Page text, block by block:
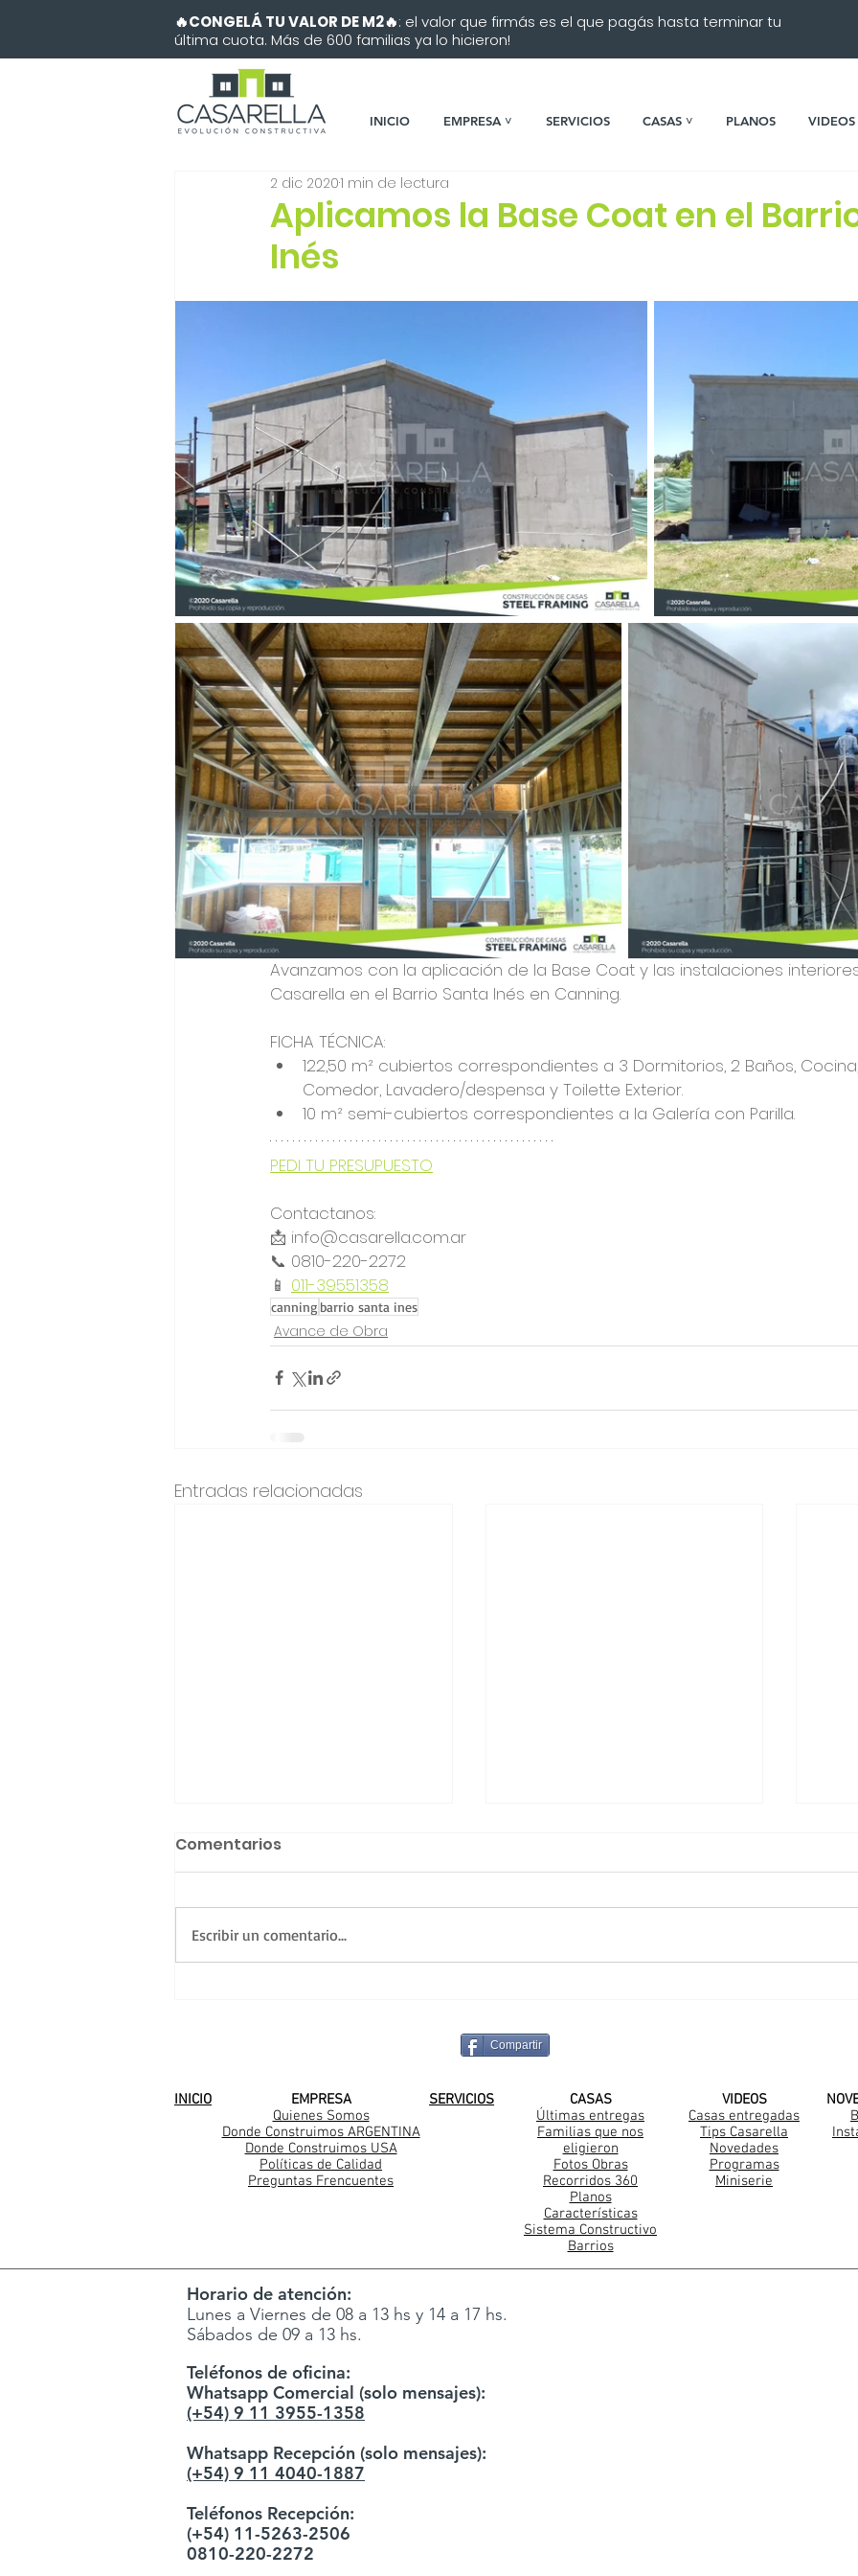
🔥CONGELÁ TU VALOR DE M2🔥: el valor que firmás es el que pagás hasta terminar tu
última cuota. Más de 600 familias ya lo hicieron!
INICIO EMPRESA ˅ SERVICIOS CASAS ˅ PLANOS VIDEOS
Aplicamos la Base Coat en el
Inés
2 dic 20201 min de lectura
Avanzamos con la aplicación de la Base Coat y las instalaciones
Casarella en el Barrio Santa Inés en Canning.
FICHA TÉCNICA:
122,50 m² cubiertos correspondientes a 3 Dormitorios, 2 Baños, Cocina,
Comedor, Lavadero/despensa y Toilette Exterior.
10 m² semi-cubiertos correspondientes a la Galería con Parilla.
PEDI TU PRESUPUESTO
Contactanos:
📩 info@casarella.com.ar
📞 0810-220-2272
📱 011-39551358
canning barrio santa ines
Avance de Obra
Entradas relacionadas
Comentarios
Escribir un comentario...
Compartir
Construccion Steel Frame
INICIO
EMPRESA
Quienes Somos
Donde Construimos ARGENTINA
Donde Construimos USA
Políticas de Calidad
Preguntas Frencuentes
SERVICIOS
CASAS
Últimas entregas
Familias que nos
eligieron
Fotos Obras
Recorridos 360
Planos
Características
Sistema Constructivo
Barrios
VIDEOS
Casas entregadas
Tips Casarella
Novedades
Programas
Miniserie
Horario de atención:
Lunes a Viernes de 08 a 13 hs y 14 a 17 hs.
Sábados de 09 a 13 hs.
Teléfonos de oficina:
Whatsapp Comercial (solo mensajes):
(+54) 9 11 3955-1358
Whatsapp Recepción (solo mensajes):
(+54) 9 11 4040-1887
Teléfonos Recepción:
(+54) 11-5263-2506
0810-220-2272